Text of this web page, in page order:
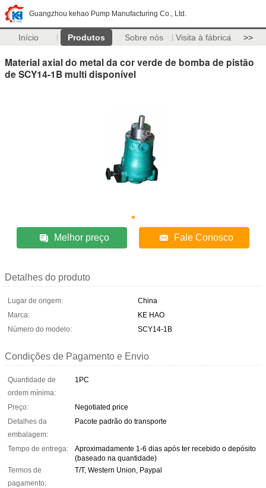
Guangzhou kehao Pump Manufacturing Co., Ltd.
Início Produtos Sobre nós Visita à fábrica >>
Material axial do metal da cor verde de bomba de pistão
de SCY14-1B multi disponível
Melhor preço Fale Conosco
Detalhes do produto
Lugar de origem:
China
Marca:
KE HAO
Número do modelo:
SCY14-1B
Condições de Pagamento e Envio
Quantidade de
ordem mínima:
1PC
Preço:
Negotiated price
Detalhes da
embalagem:
Pacote padrão do transporte
Tempo de entrega:
Aproximadamente 1-6 dias após ter recebido o depósito
(baseado na quantidade)
Termos de
pagamento:
T/T, Western Union, Paypal